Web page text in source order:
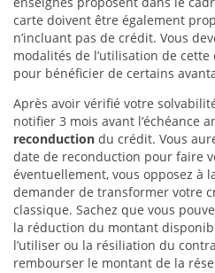
carte doivent être également
n’incluant pas de crédit. Vous
modalités de l’utilisation de
pour bénéficier de certains
Après avoir vérifié votre
notifier 3 mois avant l’échéance
reconduction du crédit. Vous
date de reconduction pour faire
éventuellement, vous opposez à
demander de transformer votre
classique. Sachez que vous
la réduction du montant
l’utiliser ou la résiliation du
rembourser le montant de la